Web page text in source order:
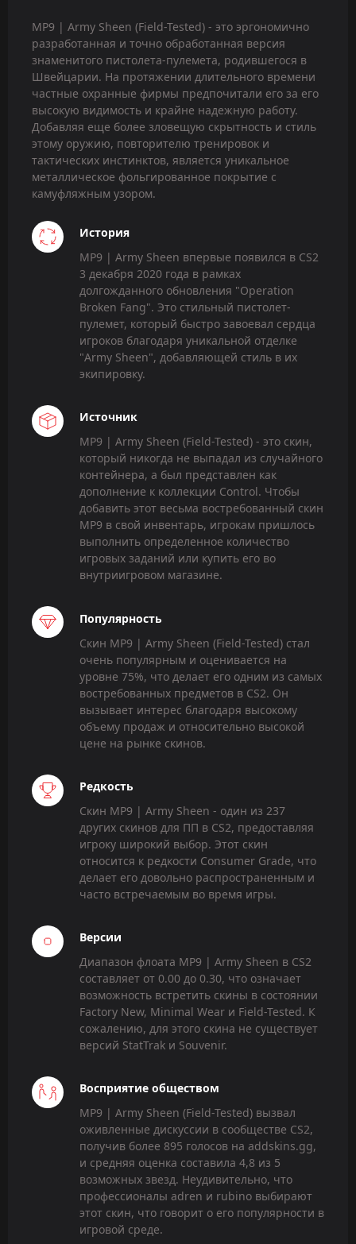
MP9 | Army Sheen (Field-Tested) - это эргономично
разработанная и точно обработанная версия
знаменитого пистолета-пулемета, родившегося в
Швейцарии. На протяжении длительного времени
частные охранные фирмы предпочитали его за его
высокую видимость и крайне надежную работу.
Добавляя еще более зловещую скрытность и стиль
этому оружию, повторителю тренировок и
тактических инстинктов, является уникальное
металлическое фольгированное покрытие с
камуфляжным узором.
История
MP9 | Army Sheen впервые появился в CS2
3 декабря 2020 года в рамках
долгожданного обновления "Operation
Broken Fang". Это стильный пистолет-
пулемет, который быстро завоевал сердца
игроков благодаря уникальной отделке
"Army Sheen", добавляющей стиль в их
экипировку.
Источник
MP9 | Army Sheen (Field-Tested) - это скин,
который никогда не выпадал из случайного
контейнера, а был представлен как
дополнение к коллекции Control. Чтобы
добавить этот весьма востребованный скин
MP9 в свой инвентарь, игрокам пришлось
выполнить определенное количество
игровых заданий или купить его во
внутриигровом магазине.
Популярность
Скин MP9 | Army Sheen (Field-Tested) стал
очень популярным и оценивается на
уровне 75%, что делает его одним из самых
востребованных предметов в CS2. Он
вызывает интерес благодаря высокому
объему продаж и относительно высокой
цене на рынке скинов.
Редкость
Скин MP9 | Army Sheen - один из 237
других скинов для ПП в CS2, предоставляя
игроку широкий выбор. Этот скин
относится к редкости Consumer Grade, что
делает его довольно распространенным и
часто встречаемым во время игры.
Версии
Диапазон флоата MP9 | Army Sheen в CS2
составляет от 0.00 до 0.30, что означает
возможность встретить скины в состоянии
Factory New, Minimal Wear и Field-Tested. К
сожалению, для этого скина не существует
версий StatTrak и Souvenir.
Восприятие обществом
MP9 | Army Sheen (Field-Tested) вызвал
оживленные дискуссии в сообществе CS2,
получив более 895 голосов на addskins.gg,
и средняя оценка составила 4,8 из 5
возможных звезд. Неудивительно, что
профессионалы adren и rubino выбирают
этот скин, что говорит о его популярности в
игровой среде.